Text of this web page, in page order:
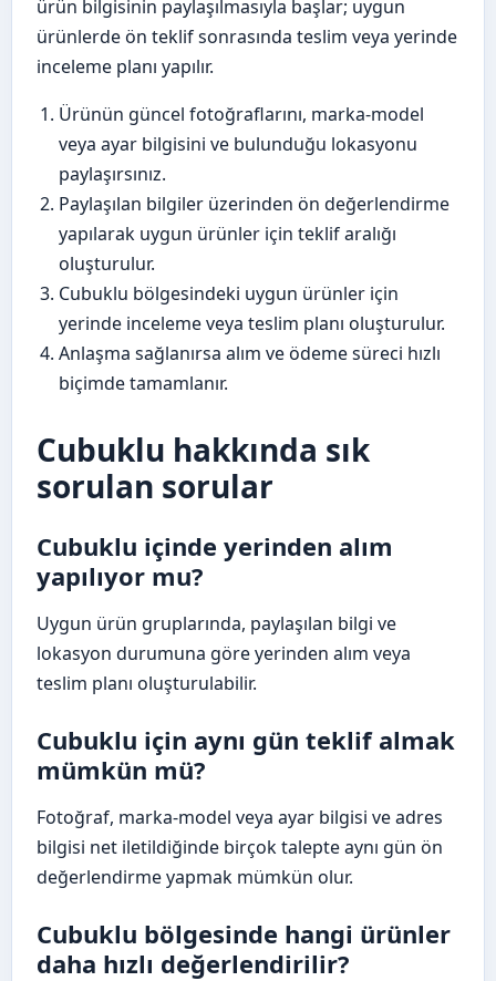
ürün bilgisinin paylaşılmasıyla başlar; uygun
ürünlerde ön teklif sonrasında teslim veya yerinde
inceleme planı yapılır.
Ürünün güncel fotoğraflarını, marka-model
veya ayar bilgisini ve bulunduğu lokasyonu
paylaşırsınız.
Paylaşılan bilgiler üzerinden ön değerlendirme
yapılarak uygun ürünler için teklif aralığı
oluşturulur.
Cubuklu bölgesindeki uygun ürünler için
yerinde inceleme veya teslim planı oluşturulur.
Anlaşma sağlanırsa alım ve ödeme süreci hızlı
biçimde tamamlanır.
Cubuklu hakkında sık
sorulan sorular
Cubuklu içinde yerinden alım
yapılıyor mu?
Uygun ürün gruplarında, paylaşılan bilgi ve
lokasyon durumuna göre yerinden alım veya
teslim planı oluşturulabilir.
Cubuklu için aynı gün teklif almak
mümkün mü?
Fotoğraf, marka-model veya ayar bilgisi ve adres
bilgisi net iletildiğinde birçok talepte aynı gün ön
değerlendirme yapmak mümkün olur.
Cubuklu bölgesinde hangi ürünler
daha hızlı değerlendirilir?